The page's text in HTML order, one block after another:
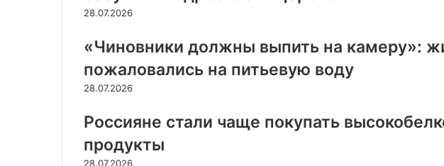
28.07.2026
«Чиновники должны выпить на камеру»:
пожаловались на питьевую воду
28.07.2026
Россияне стали чаще покупать
продукты
28.07.2026